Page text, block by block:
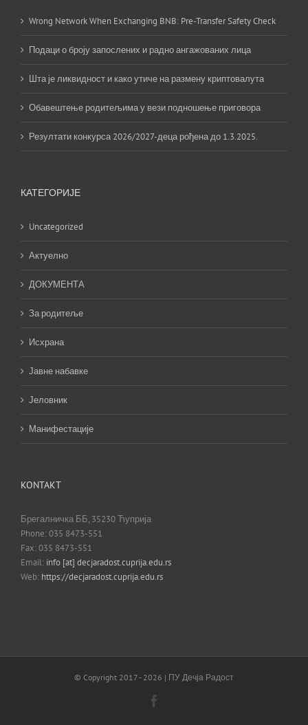
Wrong Network When Exchanging BNB: Pre-Transfer Safety Check
Подаци о броју запослених и радно ангажованих лица
Шта је ликвидност и како утиче на размену криптовалута
Обавештење родитељима у вези подношење приговора
Резултати конкурса 2026/2027-деца рођена до 1.3.2025.
КАТЕГОРИЈЕ
Uncategorized
Актуелно
ДОКУМЕНТА
За родитеље
Исхрана
Јавне набавке
Јеловник
Манифестације
KONTAKT
Брегалничка ББ, 35230 Ћуприја
Phone: 035 8473-551
Fax: 035 8473-551
Email: info [at] decjaradost.cuprija.edu.rs
Web: https://decjaradost.cuprija.edu.rs
© Copyright 2017 - 2026 | ПУ Дечја Радост